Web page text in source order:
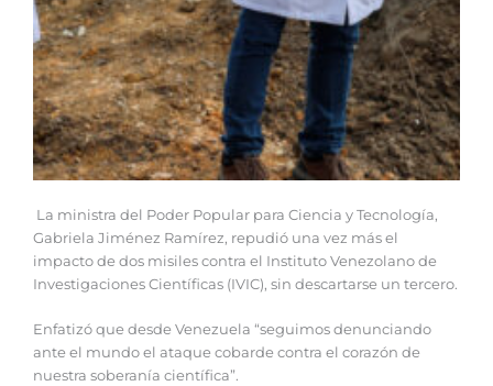
La ministra del Poder Popular para Ciencia y Tecnología,
Gabriela Jiménez Ramírez, repudió una vez más el
impacto de dos misiles contra el Instituto Venezolano de
Investigaciones Científicas (IVIC), sin descartarse un tercero.
Enfatizó que desde Venezuela “seguimos denunciando
ante el mundo el ataque cobarde contra el corazón de
nuestra soberanía científica”.